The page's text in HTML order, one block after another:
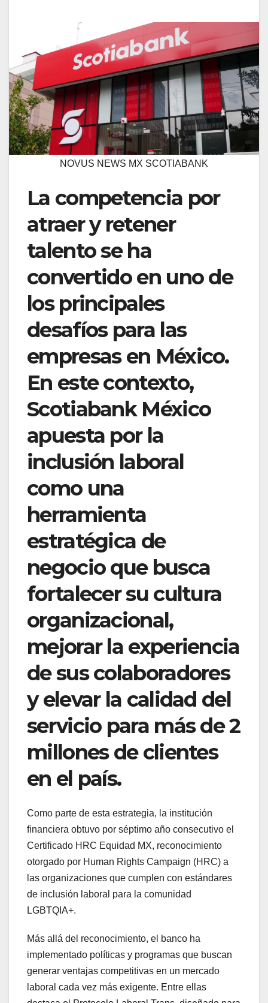
NOVUS NEWS MX SCOTIABANK
La competencia por
atraer y retener
talento se ha
convertido en uno de
los principales
desafíos para las
empresas en México.
En este contexto,
Scotiabank México
apuesta por la
inclusión laboral
como una
herramienta
estratégica de
negocio que busca
fortalecer su cultura
organizacional,
mejorar la experiencia
de sus colaboradores
y elevar la calidad del
servicio para más de 2
millones de clientes
en el país.
Como parte de esta estrategia, la institución
financiera obtuvo por séptimo año consecutivo el
Certificado HRC Equidad MX, reconocimiento
otorgado por Human Rights Campaign (HRC) a
las organizaciones que cumplen con estándares
de inclusión laboral para la comunidad
LGBTQIA+.
Más allá del reconocimiento, el banco ha
implementado políticas y programas que buscan
generar ventajas competitivas en un mercado
laboral cada vez más exigente. Entre ellas